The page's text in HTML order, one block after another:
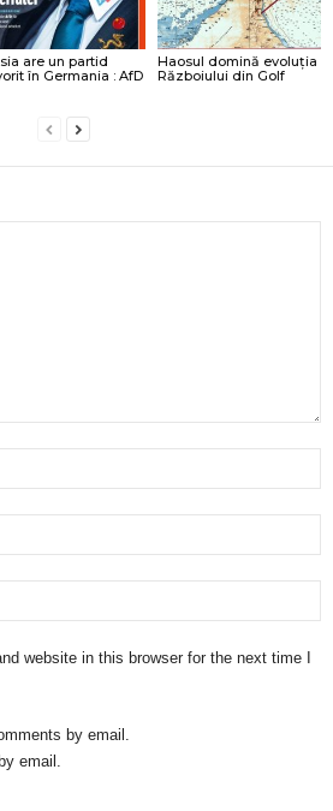
are un partid
în Germania : AfD
Haosul domină evoluția
Războiului din Golf
website in this browser for the next time I
by email.
email.